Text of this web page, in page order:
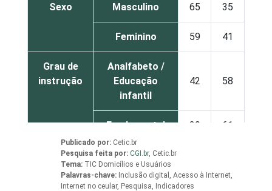
Sexo Masculino 65 35
Feminino 59 41
Grau de
instrução
Analfabeto /
Educação
infantil
42 58
Fundamental 39 61
Médio
Superior 84
Publicado por: Cetic.br
Pesquisa feita por: CGI.br, Cetic.br
Tema: TIC Domicílios e Usuários
Palavras-chave: Inclusão digital, Acesso à Internet,
Internet no ceular, Pesquisa, Indicadores